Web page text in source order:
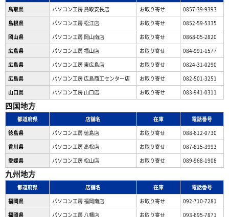
鳥取県
パソコン工房 鳥取安長店 お取り寄せ
0857-39-9393
島根県
パソコン工房 松江店 お取り寄せ
0852-59-5335
岡山県
パソコン工房 岡山南店 お取り寄せ
0868-05-2820
広島県
パソコン工房 福山店 お取り寄せ
084-991-1577
広島県
パソコン工房 東広島店 お取り寄せ
0824-31-0290
広島県
パソコン工房 広島商工センター店 お取り寄せ
082-501-3251
山口県
パソコン工房 山口店 お取り寄せ 083-941-0311
四国地方
都道府県 店舗名 在庫
電話番号
徳島県
パソコン工房 徳島店 お取り寄せ
088-612-0730
香川県
パソコン工房 高松店 お取り寄せ
087-815-3993
愛媛県
パソコン工房 松山店 お取り寄せ 089-968-1908
九州地方
都道府県 店舗名 在庫
電話番号
福岡県
パソコン工房 福岡南店 お取り寄せ
092-710-7281
福岡県
パソコン工房 八幡店 お取り寄せ
093-695-7871